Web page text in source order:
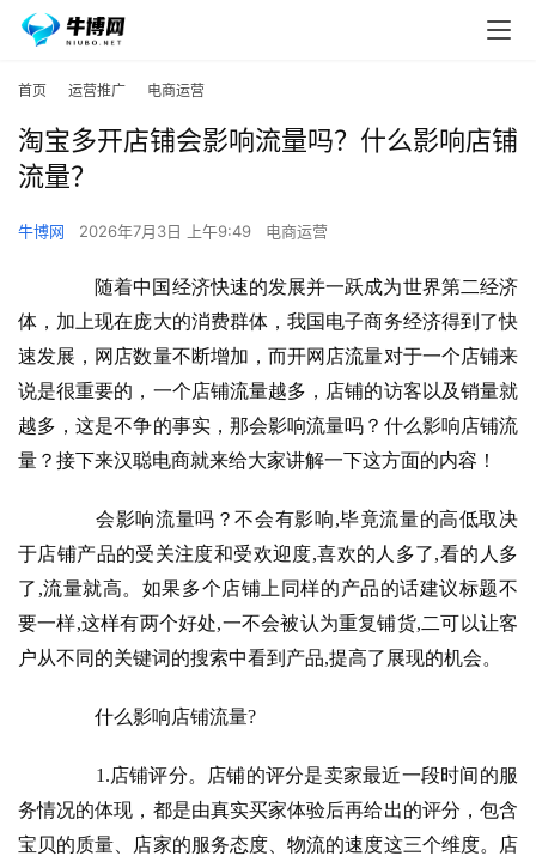
首页 运营推广 电商运营
淘宝多开店铺会影响流量吗？什么影响店铺
流量？
牛博网 2026年7月3日 上午9:49 电商运营
随着中国经济快速的发展并一跃成为世界第二经济
体，加上现在庞大的消费群体，我国电子商务经济得到了快
速发展，网店数量不断增加，而开网店流量对于一个店铺来
说是很重要的，一个店铺流量越多，店铺的访客以及销量就
越多，这是不争的事实，那会影响流量吗？什么影响店铺流
量？接下来汉聪电商就来给大家讲解一下这方面的内容！
会影响流量吗？不会有影响,毕竟流量的高低取决
于店铺产品的受关注度和受欢迎度,喜欢的人多了,看的人多
了,流量就高。如果多个店铺上同样的产品的话建议标题不
要一样,这样有两个好处,一不会被认为重复铺货,二可以让客
户从不同的关键词的搜索中看到产品,提高了展现的机会。
什么影响店铺流量?
1.店铺评分。店铺的评分是卖家最近一段时间的服
务情况的体现，都是由真实买家体验后再给出的评分，包含
宝贝的质量、店家的服务态度、物流的速度这三个维度。店